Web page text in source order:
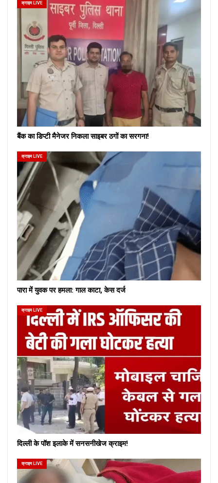
क्राइम LIVE
बैंक का डिप्टी मैनेजर निकला साइबर ठगों का सरगना!
क्राइम LIVE
पारा में युवक पर हमला: गाल काटा, केस दर्ज
क्राइम LIVE
दिल्ली के पॉश इलाके में सनसनीखेज क्राइम!
क्राइम LIVE